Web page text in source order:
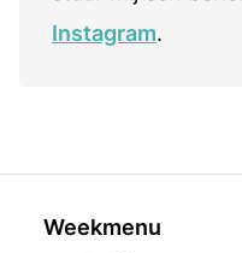
Instagram.
Weekmenu